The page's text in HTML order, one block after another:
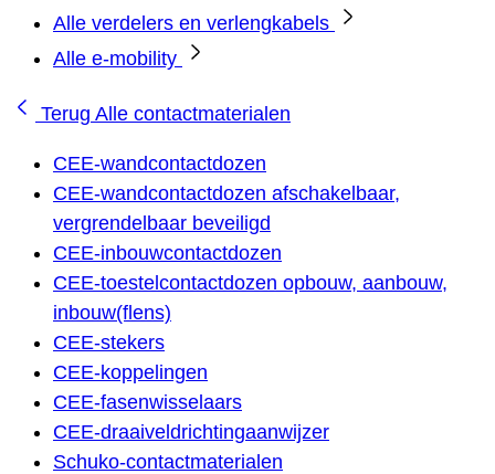
Alle verdelers en verlengkabels
Alle e-mobility
Terug Alle contactmaterialen
CEE-wandcontactdozen
CEE-wandcontactdozen afschakelbaar,
vergrendelbaar beveiligd
CEE-inbouwcontactdozen
CEE-toestelcontactdozen opbouw, aanbouw,
inbouw(flens)
CEE-stekers
CEE-koppelingen
CEE-fasenwisselaars
CEE-draaiveldrichtingaanwijzer
Schuko-contactmaterialen